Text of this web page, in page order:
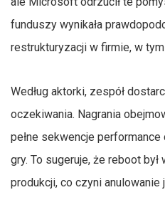
funduszy wynikała
restrukturyzacji w firmie, w
Według aktorki, zespół
oczekiwania. Nagrania
pełne sekwencje performance
gry. To sugeruje, że reboot
produkcji, co czyni